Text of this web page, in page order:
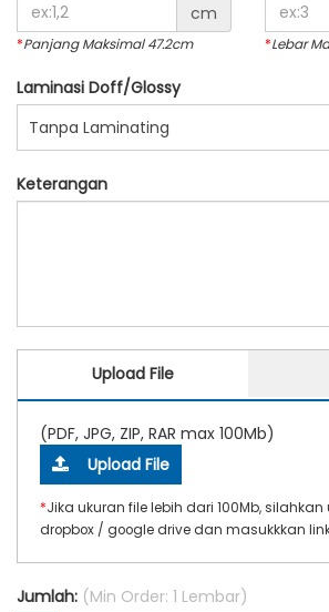
cm
*Panjang Maksimal 47.2cm *Lebar
Laminasi Doff/Glossy
Tanpa Laminating
Keterangan
Upload File
(PDF, JPG, ZIP, RAR max 100Mb)
Upload File
*Jika ukuran file lebih dari 100Mb,
dropbox / google drive dan masukkkan
Jumlah: (Min Order: 1 Lembar)